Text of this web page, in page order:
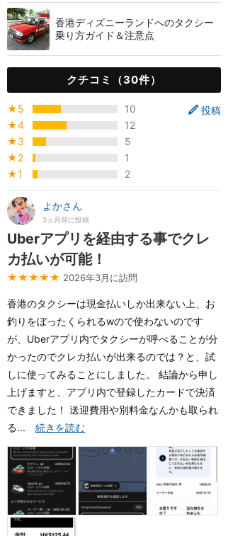
香港ディズニーランドへのタクシー
乗り方ガイド＆注意点
クチコミ（30件）
投稿
★5
10
★4
12
★3
5
★2
1
★1
2
よかさん
3ヵ月前に投稿
Uberアプリを経由する事でクレ
カ払いが可能！
★★★★★ 2026年3月に訪問
香港のタクシーは現金払いしか出来ない上、お
釣りをぼったくられるwので使わないのです
が、Uberアプリ内でタクシーが呼べることが分
かったのでクレカ払いが出来るのでは？と、試
しに使ってみることにしました。 結論から申し
上げますと、アプリ内で登録したカードで決済
できました！ 送迎費用や別料金なんかも取られ
る... 続きを読む